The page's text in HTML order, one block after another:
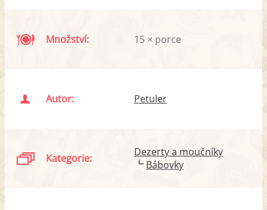
Množství: 15 × porce
Autor: Petuler
Kategorie:
Dezerty a moučníky
Bábovky